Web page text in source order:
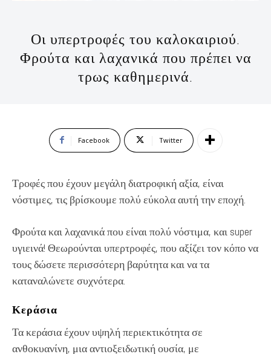
Οι υπερτροφές του καλοκαιριού.
Φρούτα και λαχανικά που πρέπει να
τρως καθημερινά.
Facebook Twitter
Τροφές που έχουν μεγάλη διατροφική αξία, είναι
νόστιμες, τις βρίσκουμε πολύ εύκολα αυτή την εποχή.
Φρούτα και λαχανικά που είναι πολύ νόστιμα, και super
υγιεινά! Θεωρούνται υπερτροφές, που αξίζει τον κόπο να
τους δώσετε περισσότερη βαρύτητα και να τα
καταναλώνετε συχνότερα.
Κεράσια
Τα κεράσια έχουν υψηλή περιεκτικότητα σε
ανθοκυανίνη, μια αντιοξειδωτική ουσία, με